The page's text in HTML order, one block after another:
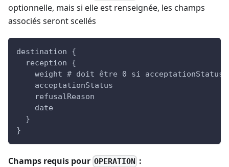
optionnelle, mais si elle est renseignée, les champs
associés seront scellés
destination {
  reception {
weight # doit être 0 si acceptationStatus
    acceptationStatus
    refusalReason
    date
  }
}
Champs requis pour OPERATION :